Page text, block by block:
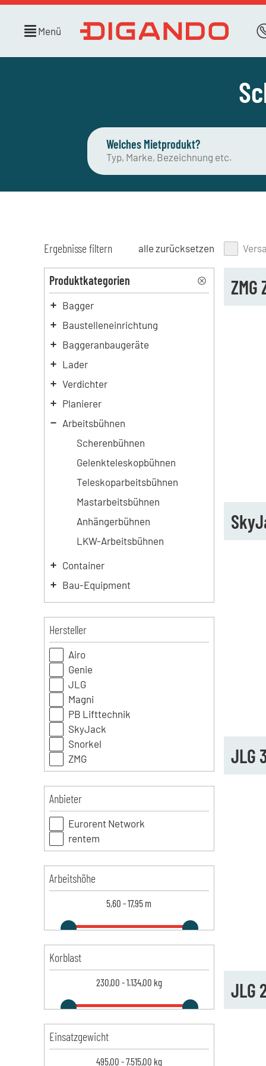
Menü
Welches Mietprodukt?
Ergebnisse filtern alle zurücksetzen
Produktkategorien
Bagger
Baustelleneinrichtung
Baggeranbaugeräte
Lader
Verdichter
Planierer
Arbeitsbühnen
Scherenbühnen
Gelenkteleskopbühnen
Teleskoparbeitsbühnen
Mastarbeitsbühnen
Anhängerbühnen
LKW-Arbeitsbühnen
Container
Bau-Equipment
Hersteller
Airo
Genie
JLG
Magni
PB Lifttechnik
SkyJack
Snorkel
ZMG
Anbieter
Eurorent Network
rentem
Arbeitshöhe
5,60 -17,95 m
Korblast
230,00 -1.134,00 kg
Einsatzgewicht
495,00 -7.515,00 kg
JLG
JLG